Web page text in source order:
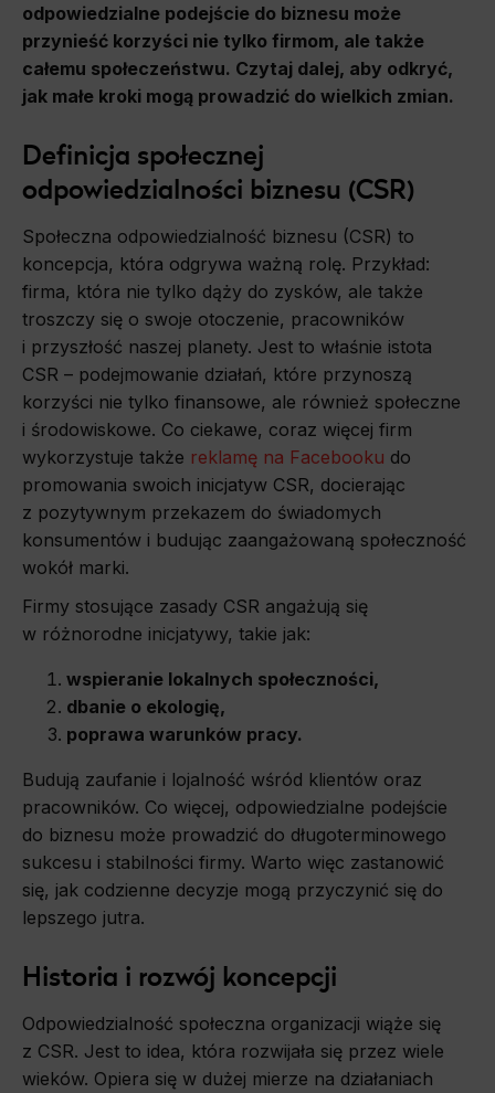
odpowiedzialne podejście do biznesu może
przynieść korzyści nie tylko firmom, ale także
całemu społeczeństwu. Czytaj dalej, aby odkryć,
jak małe kroki mogą prowadzić do wielkich zmian.
Definicja społecznej
odpowiedzialności biznesu (CSR)
Społeczna odpowiedzialność biznesu (CSR) to
koncepcja, która odgrywa ważną rolę. Przykład:
firma, która nie tylko dąży do zysków, ale także
troszczy się o swoje otoczenie, pracowników
i przyszłość naszej planety. Jest to właśnie istota
CSR – podejmowanie działań, które przynoszą
korzyści nie tylko finansowe, ale również społeczne
i środowiskowe. Co ciekawe, coraz więcej firm
wykorzystuje także reklamę na Facebooku do
promowania swoich inicjatyw CSR, docierając
z pozytywnym przekazem do świadomych
konsumentów i budując zaangażowaną społeczność
wokół marki.
Firmy stosujące zasady CSR angażują się
w różnorodne inicjatywy, takie jak:
wspieranie lokalnych społeczności,
dbanie o ekologię,
poprawa warunków pracy.
Budują zaufanie i lojalność wśród klientów oraz
pracowników. Co więcej, odpowiedzialne podejście
do biznesu może prowadzić do długoterminowego
sukcesu i stabilności firmy. Warto więc zastanowić
się, jak codzienne decyzje mogą przyczynić się do
lepszego jutra.
Historia i rozwój koncepcji
Odpowiedzialność społeczna organizacji wiąże się
z CSR. Jest to idea, która rozwijała się przez wiele
wieków. Opiera się w dużej mierze na działaniach